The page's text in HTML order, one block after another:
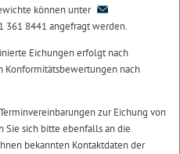
können unter
361 8441 angefragt werden.
Eichungen erfolgt nach
Konformitätsbewertungen nach
zur Eichung von
Sie sich bitte ebenfalls an die
bekannten Kontaktdaten der